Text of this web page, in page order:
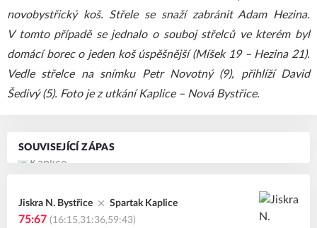
SOUVISEJÍCÍ ZÁPAS
Jiskra N. Bystřice Spartak Kaplice
75:67 (16:15,31:36,59:43)
novobystřický koš. Střele se snaží zabránit Adam Hezina.
V tomto případě se jednalo o souboj střelců ve kterém byl
domácí borec o jeden koš úspěšnější (Míšek 19 – Hezina 21).
Vedle střelce na snímku Petr Novotný (9), přihlíží David
Šedivý (5). Foto je z utkání Kaplice – Nová Bystřice.